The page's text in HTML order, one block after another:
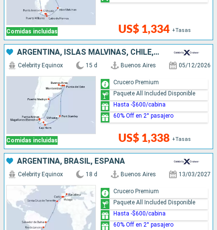
Comidas incluidas US$ 1,334 +Tasas
ARGENTINA, ISLAS MALVINAS, CHILE, URUGUAY
Comidas incluidas
Celebrity Equinox 15 d Buenos Aires 05/12/2026
US$ 1,338 +Tasas
Crucero Premium
Paquete All Included Disponible
Hasta -$600/cabina
60% Off en 2° pasajero
ARGENTINA, BRASIL, ESPAÑA
Celebrity Equinox 18 d Buenos Aires 13/03/2027
Crucero Premium
Paquete All Included Disponible
Hasta -$600/cabina
60% Off en 2° pasajero